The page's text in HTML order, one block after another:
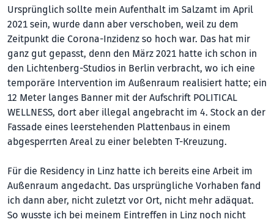
Ursprünglich sollte mein Aufenthalt im Salzamt im April
2021 sein, wurde dann aber verschoben, weil zu dem
Zeitpunkt die Corona-Inzidenz so hoch war. Das hat mir
ganz gut gepasst, denn den März 2021 hatte ich schon in
den Lichtenberg-Studios in Berlin verbracht, wo ich eine
temporäre Intervention im Außenraum realisiert hatte; ein
12 Meter langes Banner mit der Aufschrift POLITICAL
WELLNESS, dort aber illegal angebracht im 4. Stock an der
Fassade eines leerstehenden Plattenbaus in einem
abgesperrten Areal zu einer belebten T-Kreuzung.
Für die Residency in Linz hatte ich bereits eine Arbeit im
Außenraum angedacht. Das ursprüngliche Vorhaben fand
ich dann aber, nicht zuletzt vor Ort, nicht mehr adäquat.
So wusste ich bei meinem Eintreffen in Linz noch nicht